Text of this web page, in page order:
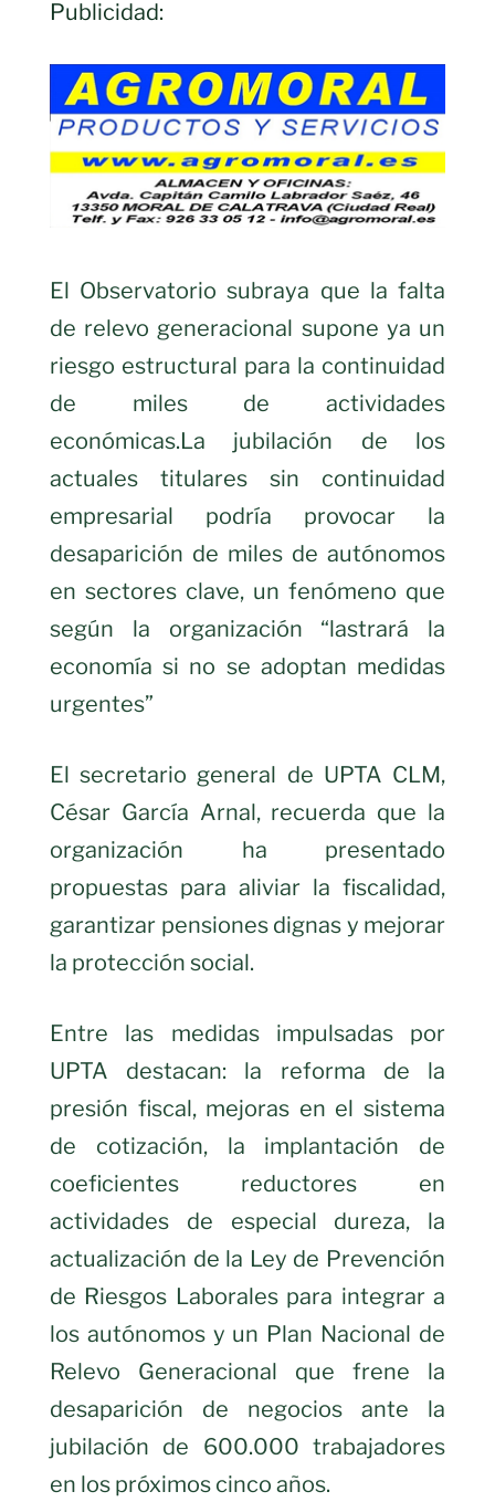
Publicidad:
El Observatorio subraya que la falta
de relevo generacional supone ya un
riesgo estructural para la continuidad
de miles de actividades
económicas.La jubilación de los
actuales titulares sin continuidad
empresarial podría provocar la
desaparición de miles de autónomos
en sectores clave, un fenómeno que
según la organización “lastrará la
economía si no se adoptan medidas
urgentes”
El secretario general de UPTA CLM,
César García Arnal, recuerda que la
organización ha presentado
propuestas para aliviar la fiscalidad,
garantizar pensiones dignas y mejorar
la protección social.
Entre las medidas impulsadas por
UPTA destacan: la reforma de la
presión fiscal, mejoras en el sistema
de cotización, la implantación de
coeficientes reductores en
actividades de especial dureza, la
actualización de la Ley de Prevención
de Riesgos Laborales para integrar a
los autónomos y un Plan Nacional de
Relevo Generacional que frene la
desaparición de negocios ante la
jubilación de 600.000 trabajadores
en los próximos cinco años.